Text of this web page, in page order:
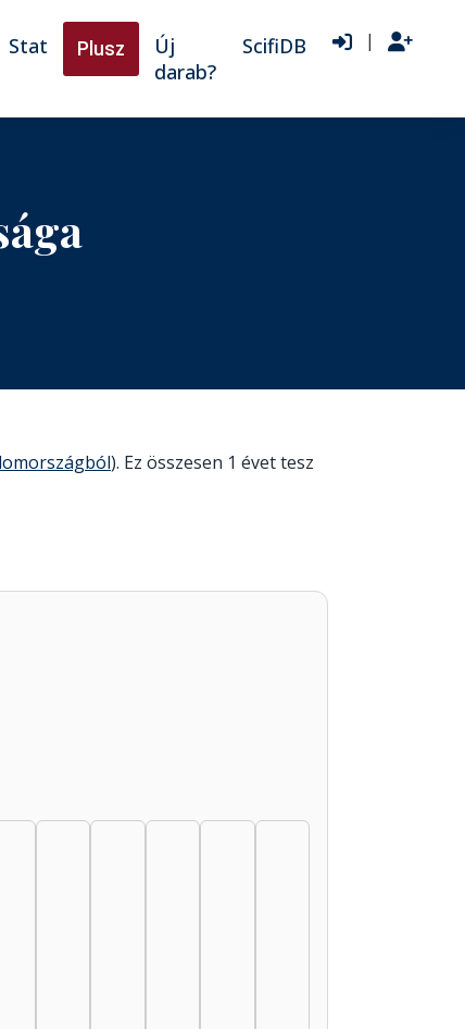
Stat Plusz
Új
darab?
ScifiDB |
). Ez összesen 1 évet tesz